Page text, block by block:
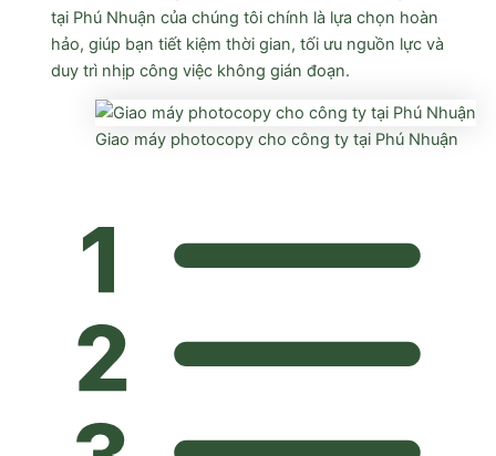
tại Phú Nhuận của chúng tôi chính là lựa chọn hoàn
hảo, giúp bạn tiết kiệm thời gian, tối ưu nguồn lực và
duy trì nhịp công việc không gián đoạn.
Giao máy photocopy cho công ty tại Phú Nhuận